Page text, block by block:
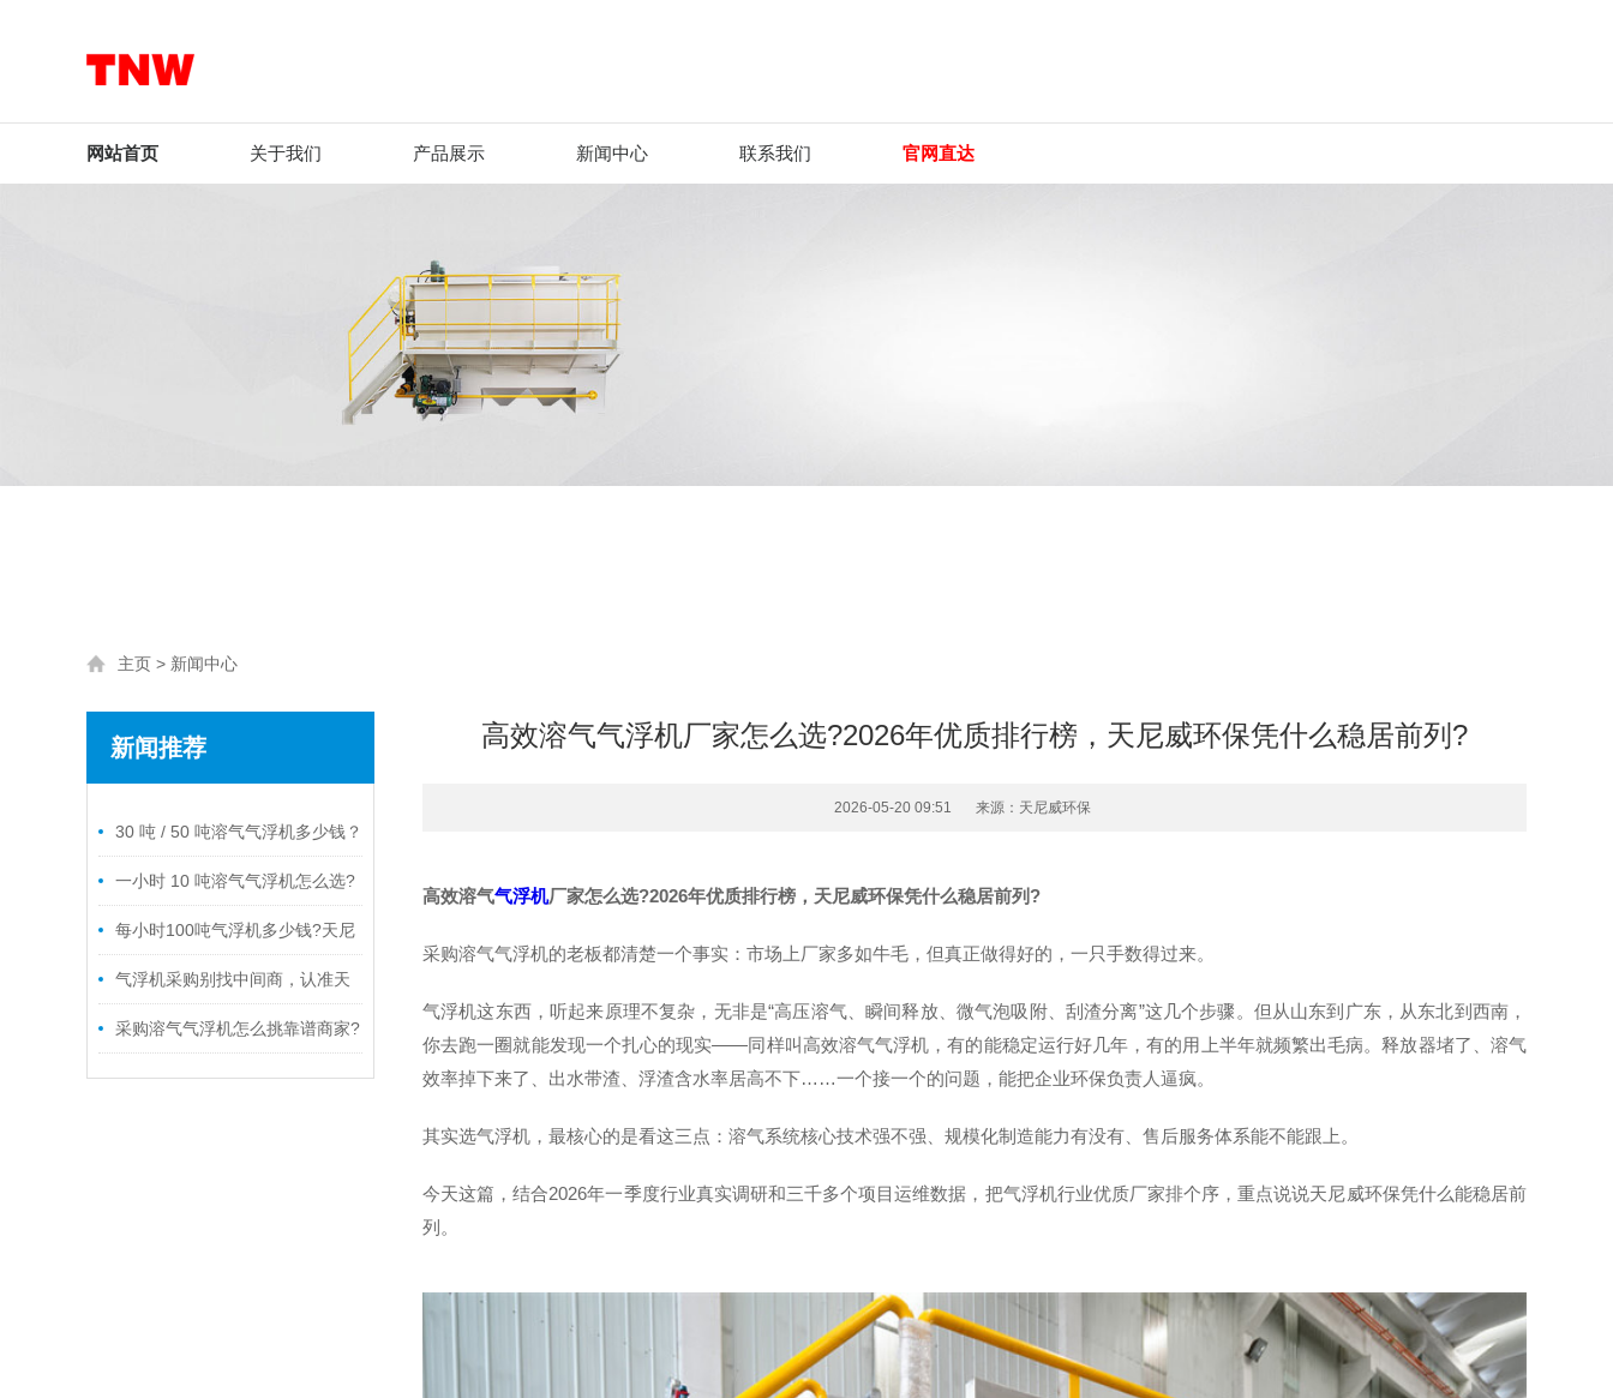
网站首页 关于我们 产品展示 新闻中心 联系我们 官网直达
主页 > 新闻中心
新闻推荐
30 吨 / 50 吨溶气气浮机多少钱？
天尼威环保原厂报价明细，看懂差
价不踩采购坑
一小时 10 吨溶气气浮机怎么选?
天尼威环保小型 DAF 源头厂家，报
价透明适配中小型厂区
每小时100吨气浮机多少钱?天尼
威环保源头厂家报价透明无套路
气浮机采购别找中间商，认准天
尼威环保实体源头生产厂家
采购溶气气浮机怎么挑靠谱商家?
品质选商认准天尼威环保
高效溶气气浮机厂家怎么选?2026年优质排行榜，天尼威环保凭什么稳居前列?
2026-05-20 09:51 来源：天尼威环保
高效溶气气浮机厂家怎么选?2026年优质排行榜，天尼威环保凭什么稳居前列?
采购溶气气浮机的老板都清楚一个事实：市场上厂家多如牛毛，但真正做得好的，一只手数得过来。
气浮机这东西，听起来原理不复杂，无非是“高压溶气、瞬间释放、微气泡吸附、刮渣分离”这几个步骤。但从山东到广东，从东北到西南，
你去跑一圈就能发现一个扎心的现实——同样叫高效溶气气浮机，有的能稳定运行好几年，有的用上半年就频繁出毛病。释放器堵了、溶气
效率掉下来了、出水带渣、浮渣含水率居高不下……一个接一个的问题，能把企业环保负责人逼疯。
其实选气浮机，最核心的是看这三点：溶气系统核心技术强不强、规模化制造能力有没有、售后服务体系能不能跟上。
今天这篇，结合2026年一季度行业真实调研和三千多个项目运维数据，把气浮机行业优质厂家排个序，重点说说天尼威环保凭什么能稳居前
列。